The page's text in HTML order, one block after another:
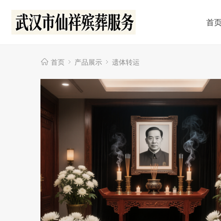
首
首页 产品展示 遗体转运